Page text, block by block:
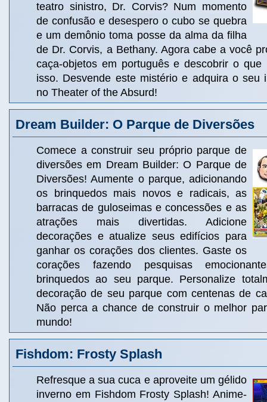
teatro sinistro, Dr. Corvis? Num momento
de confusão e desespero o cubo se quebra
e um demônio toma posse da alma da filha
de Dr. Corvis, a Bethany. Agora cabe a você
caça-objetos em português e descobrir o
isso. Desvende este mistério e adquira o seu
no Theater of the Absurd!
Dream Builder: O Parque de Diversões
Comece a construir seu próprio parque de
diversões em Dream Builder: O Parque de
Diversões! Aumente o parque, adicionando
os brinquedos mais novos e radicais, as
barracas de guloseimas e concessões e as
atrações mais divertidas. Adicione
decorações e atualize seus edifícios para
ganhar os corações dos clientes. Gaste os
corações fazendo pesquisas
brinquedos ao seu parque. Personalize
decoração de seu parque com centenas de
Não perca a chance de construir o melhor
mundo!
Fishdom: Frosty Splash
Refresque a sua cuca e aproveite um gélido
inverno em Fishdom Frosty Splash! Anime-